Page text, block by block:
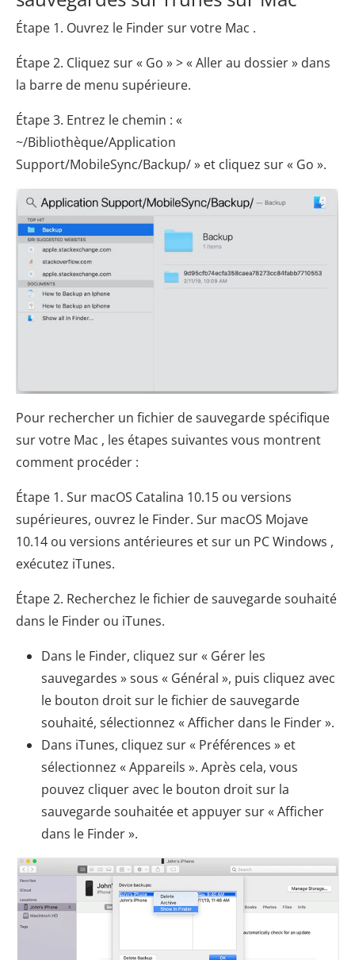
Étape 1. Ouvrez le Finder sur votre Mac .
Étape 2. Cliquez sur « Go » > « Aller au dossier » dans
la barre de menu supérieure.
Étape 3. Entrez le chemin : «
~/Bibliothèque/Application
Support/MobileSync/Backup/ » et cliquez sur « Go ».
Pour rechercher un fichier de sauvegarde spécifique
sur votre Mac , les étapes suivantes vous montrent
comment procéder :
Étape 1. Sur macOS Catalina 10.15 ou versions
supérieures, ouvrez le Finder. Sur macOS Mojave
10.14 ou versions antérieures et sur un PC Windows ,
exécutez iTunes.
Étape 2. Recherchez le fichier de sauvegarde souhaité
dans le Finder ou iTunes.
Dans le Finder, cliquez sur « Gérer les
sauvegardes » sous « Général », puis cliquez avec
le bouton droit sur le fichier de sauvegarde
souhaité, sélectionnez « Afficher dans le Finder ».
Dans iTunes, cliquez sur « Préférences » et
sélectionnez « Appareils ». Après cela, vous
pouvez cliquer avec le bouton droit sur la
sauvegarde souhaitée et appuyer sur « Afficher
dans le Finder ».